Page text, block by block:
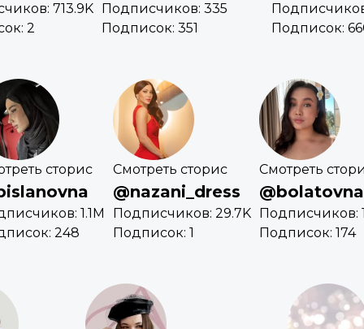
713.9K
2
Подписчиков: 335
Подписок: 351
Подписок:
сторис
1.1M
248
Смотреть сторис
@nazani_dress
Подписчиков: 29.7K
Подписок: 1
Смотреть
Подписчиков:
Подписок: 174